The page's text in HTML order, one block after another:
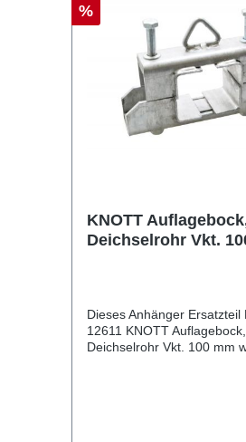
%
KNOTT
Deichselrohr Vkt.
Dieses Anhänger Ersatzteil
12611 KNOTT Auflagebock,
Deichselrohr Vkt. 100 mm